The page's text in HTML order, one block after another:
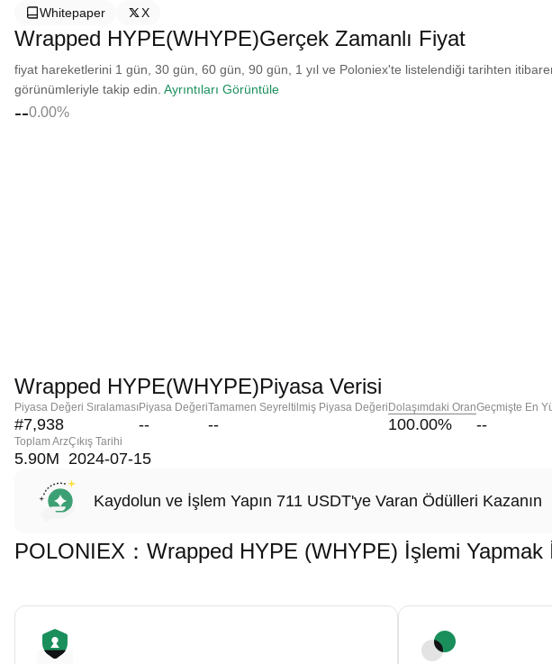
Whitepaper
X
Wrapped HYPE(WHYPE)Gerçek Zamanlı Fiyat
fiyat hareketlerini 1 gün, 30 gün, 60 gün, 90 gün, 1 yıl ve Poloniex'te listelendiği tarihten
görünümleriyle takip edin. Ayrıntıları Görüntüle
--0.00%
Wrapped HYPE(WHYPE)Piyasa Verisi
Piyasa Değeri Sıralaması
#7,938
Piyasa Değeri
--
Tamamen Seyreltilmiş Piyasa Değeri
--
Dolaşımdaki Oran
100.00%
Geçmişte En
--
Toplam Arz
5.90M
Çıkış Tarihi
2024-07-15
Kaydolun ve İşlem Yapın 711 USDT'ye Varan Ödülleri Kazanın
POLONIEX：Wrapped HYPE (WHYPE) İşlemi